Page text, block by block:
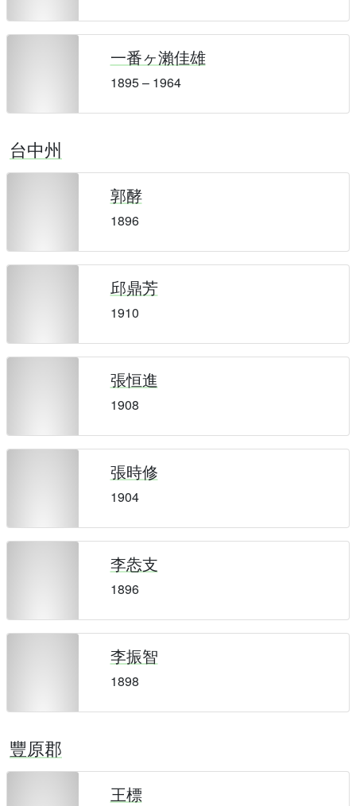
一番ヶ瀨佳雄
1895 – 1964
台中州
郭酵
1896
邱鼎芳
1910
張恒進
1908
張時修
1904
李怣支
1896
李振智
1898
豐原郡
王標